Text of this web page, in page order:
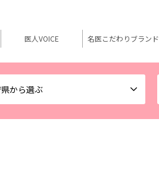
から選ぶ
医人VOICE 名医こだわりブランド